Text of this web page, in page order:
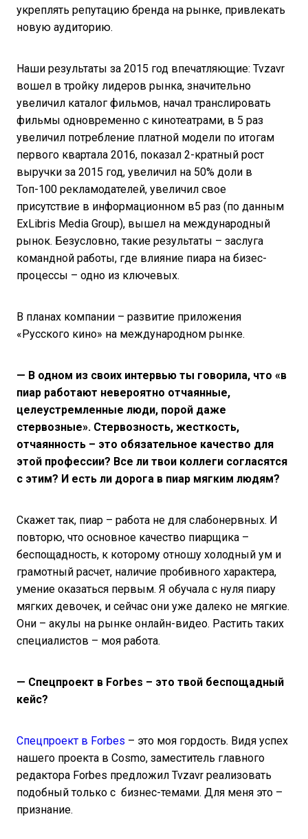
укреплять репутацию бренда на рынке, привлекать
новую аудиторию.
Наши результаты за 2015 год впечатляющие: Tvzavr
вошел в тройку лидеров рынка, значительно
увеличил каталог фильмов, начал транслировать
фильмы одновременно с кинотеатрами, в 5 раз
увеличил потребление платной модели по итогам
первого квартала 2016, показал 2-кратный рост
выручки за 2015 год, увеличил на 50% доли в
Топ-100 рекламодателей, увеличил свое
присутствие в информационном в5 раз (по данным
ExLibris Media Group), вышел на международный
рынок. Безусловно, такие результаты – заслуга
командной работы, где влияние пиара на бизес-
процессы – одно из ключевых.
В планах компании – развитие приложения
«Русского кино» на международном рынке.
— В одном из своих интервью ты говорила, что «в
пиар работают невероятно отчаянные,
целеустремленные люди, порой даже
стервозные». Стервозность, жесткость,
отчаянность – это обязательное качество для
этой профессии? Все ли твои коллеги согласятся
с этим? И есть ли дорога в пиар мягким людям?
Скажет так, пиар – работа не для слабонервных. И
повторю, что основное качество пиарщика –
беспощадность, к которому отношу холодный ум и
грамотный расчет, наличие пробивного характера,
умение оказаться первым. Я обучала с нуля пиару
мягких девочек, и сейчас они уже далеко не мягкие.
Они – акулы на рынке онлайн-видео. Растить таких
специалистов – моя работа.
— Спецпроект в Forbes – это твой беспощадный
кейс?
Спецпроект в Forbes – это моя гордость. Видя успех
нашего проекта в Cosmo, заместитель главного
редактора Forbes предложил Tvzavr реализовать
подобный только с бизнес-темами. Для меня это –
признание.